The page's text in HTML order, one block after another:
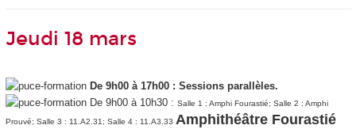
Jeudi 18 mars
De 9h00 à 17h00 : Sessions parallèles.
De 9h00 à 10h30 : Salle 1 : Amphi Fourastié; Salle 2 : Amphi
Prouvé; Salle 3 : 11.A2.31; Salle 4 : 11.A3.33 Amphithéâtre Fourastié